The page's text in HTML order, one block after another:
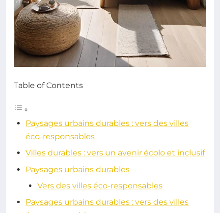
Table of Contents
Paysages urbains durables : vers des villes
éco-responsables
Villes durables : vers un avenir écolo et inclusif
Paysages urbains durables
Vers des villes éco-responsables
Paysages urbains durables : vers des villes